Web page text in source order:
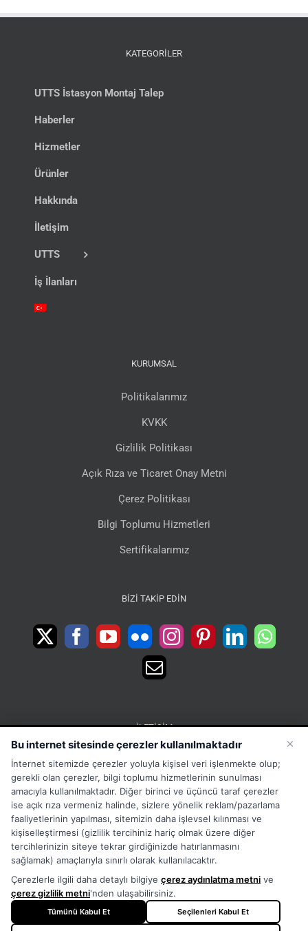
KATEGORİLER
UTTS İstasyon Montaj Talep
Haberler
Hizmetler
Ürünler
Hakkında
İletişim
UTTS
İş İlanları
KURUMSAL
Politikalarımız
KVKK
Gizlilik Politikası
Açık Rıza ve Ticaret Onay Metni
Çerez Politikası
Bilgi Toplumu Hizmetleri
Sertifikalarımız
BIZI TAKIP EDIN
İLETIŞIM
15 Temmuz Mah. 1468 Sok. No:5 Güneşli Bağcılar
İstanbul Türkiye
Phone:Merkez:+902126563010 Destek:+908502228722
WhatsApp:+905333867971
Fax:+902126563005
Email:info@tora.com.tr
Web:TORA
×
Bu internet sitesinde çerezler kullanılmaktadır
İnternet sitemizde çerezler yoluyla kişisel veri işlenmekte olup;
gerekli olan çerezler, bilgi toplumu hizmetlerinin sunulması
amacıyla kullanılmaktadır. Diğer birinci ve üçüncü taraf çerezler
ise açık rıza vermeniz halinde, sizlere yönelik reklam/pazarlama
faaliyetlerinin yapılması, sitemizin daha işlevsel kılınması ve
kişiselleştirmesi (gizlilik tercihiniz hariç olmak üzere diğer
tercihlerinizin siteye tekrar girdiğinizde hatırlanmasını
sağlamak) amaçlarıyla sınırlı olarak kullanılacaktır.
Çerezlerle ilgili daha detaylı bilgiye çerez aydınlatma metni ve
çerez gizlilik metni'nden ulaşabilirsiniz.
Tümünü Kabul Et Seçilenleri Kabul Et